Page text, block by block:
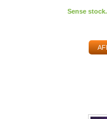
Sense